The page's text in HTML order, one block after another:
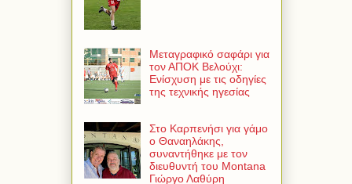
Μεταγραφικό σαφάρι για
τον ΑΠΟΚ Βελούχι:
Ενίσχυση με τις οδηγίες
της τεχνικής ηγεσίας
Στο Καρπενήσι για γάμο
ο Θαναηλάκης,
συναντήθηκε με τον
διευθυντή του Montana
Γιώργο Λαθύρη